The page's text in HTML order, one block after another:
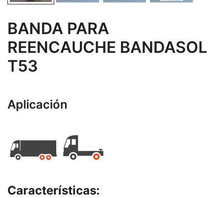
BANDA PARA
REENCAUCHE BANDASOL
T53
Aplicación
Características: